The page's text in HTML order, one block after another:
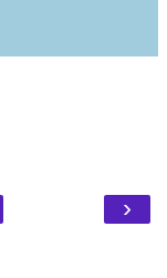
›